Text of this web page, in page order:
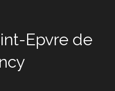
Epvre de